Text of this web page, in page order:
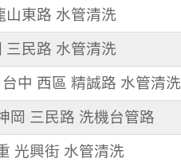
山東路 水管清洗
三民路 水管清洗
中 西區 精誠路 水管清洗
岡 三民路 洗機台管路
光興街 水管清洗